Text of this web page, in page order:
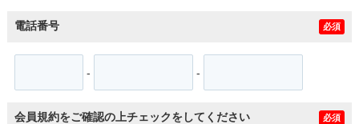
電話番号 必須
- -
会員規約をご確認の上チェックをしてください 必須